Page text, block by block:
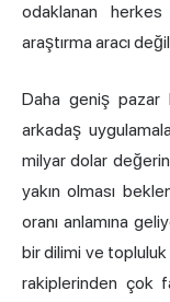
odaklanan
araştırma aracı
Daha geniş pazar
arkadaş
milyar dolar
yakın olması
oranı anlamına
bir dilimi ve
rakiplerinden çok